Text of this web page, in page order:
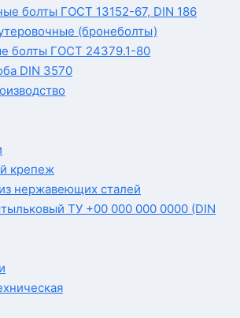
болты ГОСТ 13152-67, DIN 186
(бронеболты)
болты ГОСТ 24379.1-80
DIN 3570
крепеж
нержавеющих сталей
ТУ +00 000 000 0000 (DIN